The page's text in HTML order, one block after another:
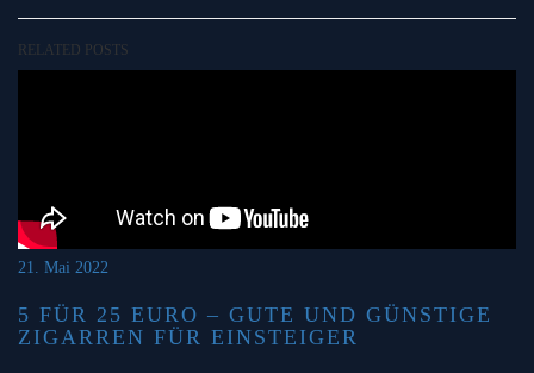
RELATED POSTS
21. Mai 2022
5 FÜR 25 EURO – GUTE UND GÜNSTIGE
ZIGARREN FÜR EINSTEIGER